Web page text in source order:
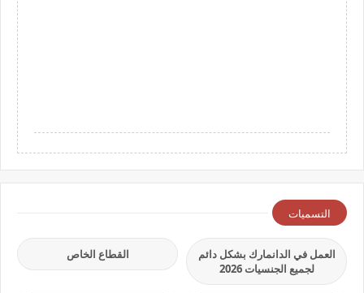
التسميات
العمل في الدانمارك بشكل دائم
لجميع الجنسيات 2026
القطاع الخاص